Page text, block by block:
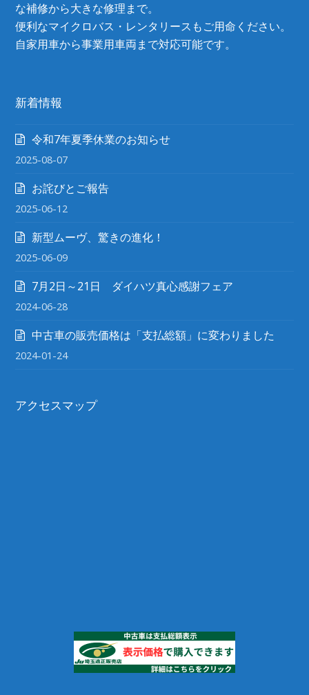
な補修から大きな修理まで。
便利なマイクロバス・レンタリースもご用命ください。
自家用車から事業用車両まで対応可能です。
新着情報
令和7年夏季休業のお知らせ
2025-08-07
お詫びとご報告
2025-06-12
新型ムーヴ、驚きの進化！
2025-06-09
7月2日～21日 ダイハツ真心感謝フェア
2024-06-28
中古車の販売価格は「支払総額」に変わりました
2024-01-24
アクセスマップ